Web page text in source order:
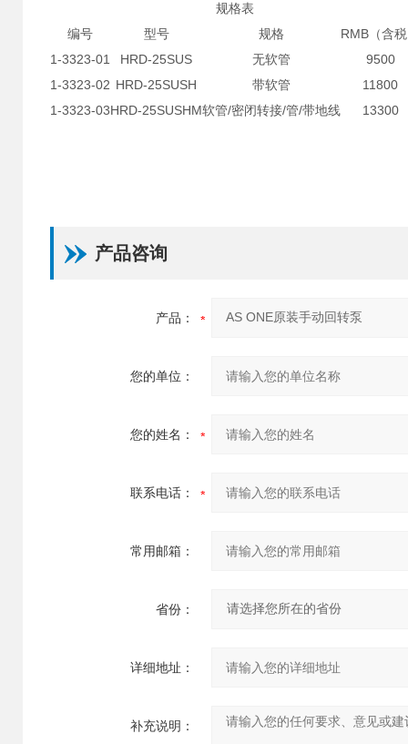
规格表
编号
型号 规格
RMB（含
1-3323-01
HRD-25SUS 无软管
9500
1-3323-02 HRD-25SUSH 带软管
11800
1-3323-03HRD-25SUSHM软管/密闭转接/管/带地线 13300
产品咨询
产品：
您的单位：
您的姓名：
联系电话：
常用邮箱：
省份：
详细地址：
补充说明：